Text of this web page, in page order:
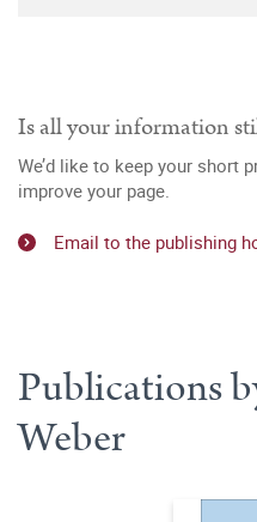
Is all your information
We’d like to keep your short
improve your page.
Email to the publishing
Publications
Weber